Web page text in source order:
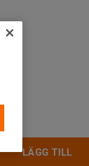
LÄGG TILL